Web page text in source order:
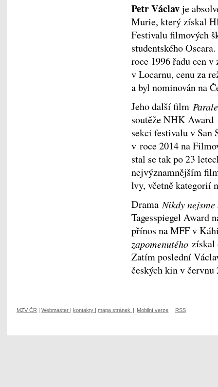
Petr Václavje
Murie, který získal
Festivalu filmových
studentského
roce 1996 řadu cen
v Locarnu, cenu za
a byl nominován na
Jeho další film
soutěže NHK
sekci festivalu v
v roce 2014 na
stal se tak po 23
nejvýznamnějším
lvy, včetně kategorií
Drama Nikdy
Tagesspiegel Award
přínos na MFF v
zapomenutého získal
Zatím poslední
českých kin v červnu
MZV ČR | Webmaster | kontakty | mapa stránek | Mobilní verze | RSS